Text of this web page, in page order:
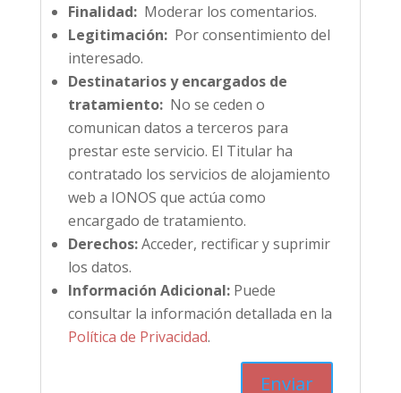
Finalidad:Moderar los comentarios.
Legitimación:Por consentimiento del
interesado.
Destinatarios y encargados de
tratamiento:No se ceden o
comunican datos a terceros para
prestar este servicio. El Titular ha
contratado los servicios de alojamiento
web a IONOS que actúa como
encargado de tratamiento.
Derechos:Acceder, rectificar y suprimir
los datos.
Información Adicional:Puede
consultar la información detallada en la
Política de Privacidad.